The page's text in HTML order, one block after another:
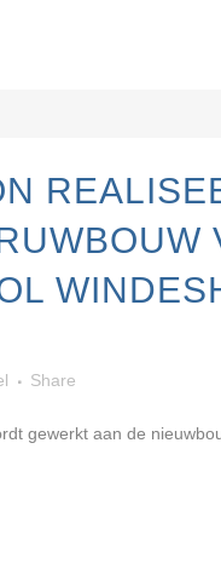
Share
gewerkt aan de